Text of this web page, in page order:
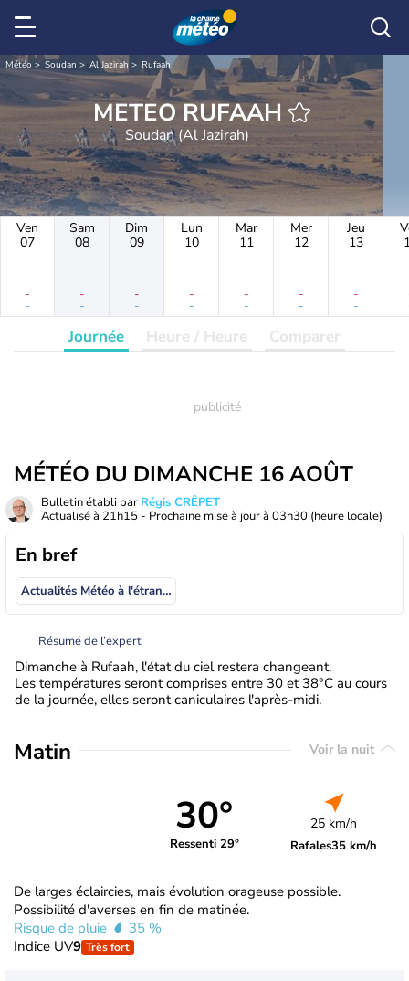
Météo Soudan Al Jazirah Rufaah
METEO RUFAAH
Soudan (Al Jazirah)
Ven
07
-
-
Sam
08
-
-
Dim
09
-
-
Lun
10
-
-
Mar
11
-
-
Mer
12
-
-
Jeu
13
-
-
Journée Heure / Heure Comparer
MÉTÉO DU DIMANCHE 16 AOÛT
Bulletin établi par Régis CRÊPET
Actualisé à 21h15 - Prochaine mise à jour à 03h30 (heure locale)
En bref
Actualités Météo à l'étranger
Résumé de l’expert
Dimanche à Rufaah, l'état du ciel restera changeant.
Les températures seront comprises entre 30 et 38°C au cours
de la journée, elles seront caniculaires l'après-midi.
Matin Voir la nuit
30°
Ressenti 29°
25 km/h
Rafales35 km/h
De larges éclaircies, mais évolution orageuse possible.
Possibilité d'averses en fin de matinée.
Risque de pluie
35 %
Indice UV9 Très fort